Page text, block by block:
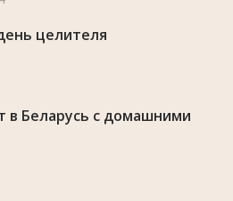
целителя
в Беларусь с домашними